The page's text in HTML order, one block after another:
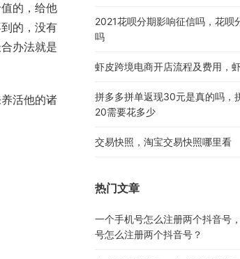
的，给他
的，没有
办法就是
活他的诸
2021花呗分期影响征信吗，花呗
吗
虾皮跨境电商开店流程及费用，
拼多多拼单返现30元是真的吗，
20需要花多少
交易快照，淘宝交易快照哪里看
热门文章
一个手机号怎么注册两个抖音号
号怎么注册两个抖音号？